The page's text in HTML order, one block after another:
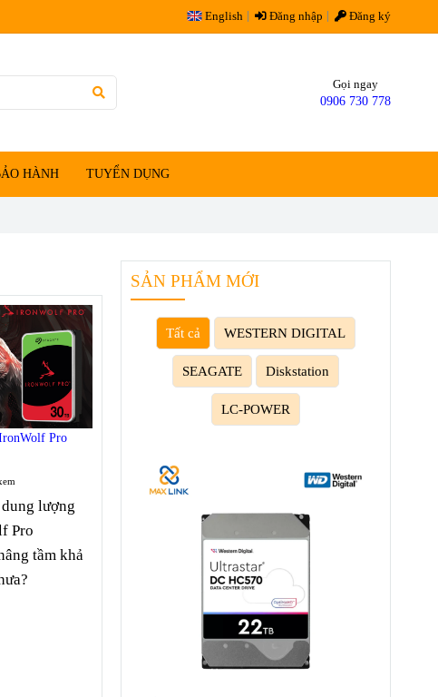
English Đăng nhập Đăng ký
Gọi ngay
0906 730 778
HÀNH TUYỂN DỤNG
Pro
lượng
Pro
tầm khả
SẢN PHẨM MỚI
Tất cả WESTERN DIGITAL
SEAGATE Diskstation
LC-POWER